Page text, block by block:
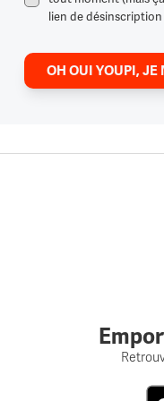
lien de
OH OUI YOUPI,